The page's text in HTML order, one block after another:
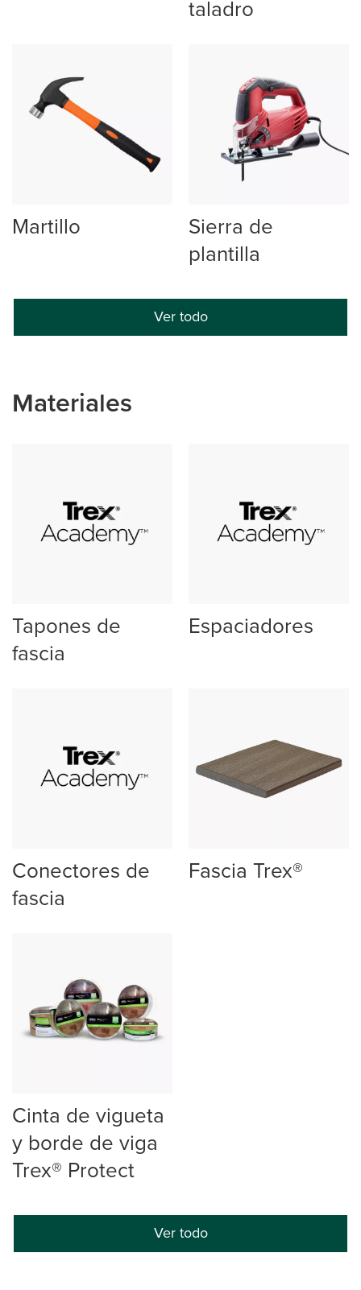
taladro
Martillo
Sierra de
plantilla
Ver todo
Materiales
Tapones de
fascia
Espaciadores
Conectores de
fascia
Fascia Trex®
Cinta de vigueta
y borde de viga
Trex® Protect
Ver todo